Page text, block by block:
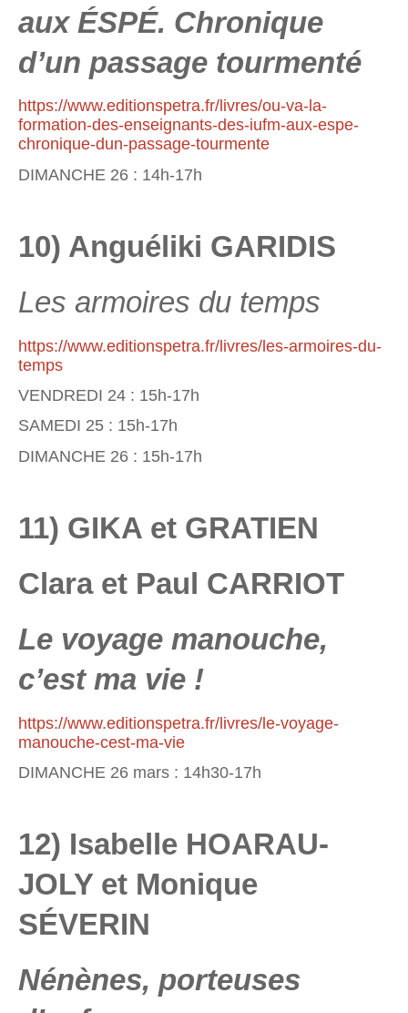
aux ÉSPÉ. Chronique
d’un passage tourmenté
https://www.editionspetra.fr/livres/ou-va-la-
formation-des-enseignants-des-iufm-aux-espe-
chronique-dun-passage-tourmente
DIMANCHE 26 : 14h-17h
10) Anguéliki GARIDIS
Les armoires du temps
https://www.editionspetra.fr/livres/les-armoires-du-
temps
VENDREDI 24 : 15h-17h
SAMEDI 25 : 15h-17h
DIMANCHE 26 : 15h-17h
11) GIKA et GRATIEN
Clara et Paul CARRIOT
Le voyage manouche,
c’est ma vie !
https://www.editionspetra.fr/livres/le-voyage-
manouche-cest-ma-vie
DIMANCHE 26 mars : 14h30-17h
12) Isabelle HOARAU-
JOLY et Monique
SÉVERIN
Nénènes, porteuses